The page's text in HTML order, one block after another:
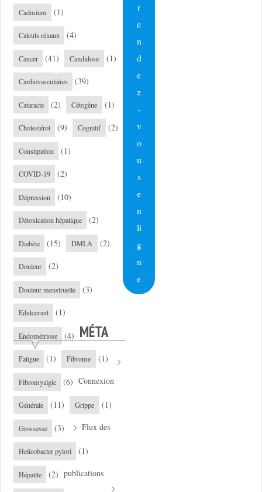
Cadmium (1)
Calculs rénaux (4)
Cancer (41) Candidose (1)
Cardiovasculaires (39)
Cataracte (2) Cétogène (1)
Cholestérol (9) Cognitif (2)
Constipation (1)
COVID-19 (2)
Dépression (10)
Détoxication hépatique (2)
Diabète (15) DMLA (2)
Douleur (2)
Douleur menstruelle (3)
Edulcorant (1)
Endométriose (4)
Fatigue (1) Fibrome (1)
Fibromyalgie (6)
Générale (11) Grippe (1)
Grossesse (3)
Helicobacter pylori (1)
Hépatite (2)
r
e
n
d
e
z
-
v
o
u
s
e
n
li
g
n
e
MÉTA
Connexion
Flux des
publications